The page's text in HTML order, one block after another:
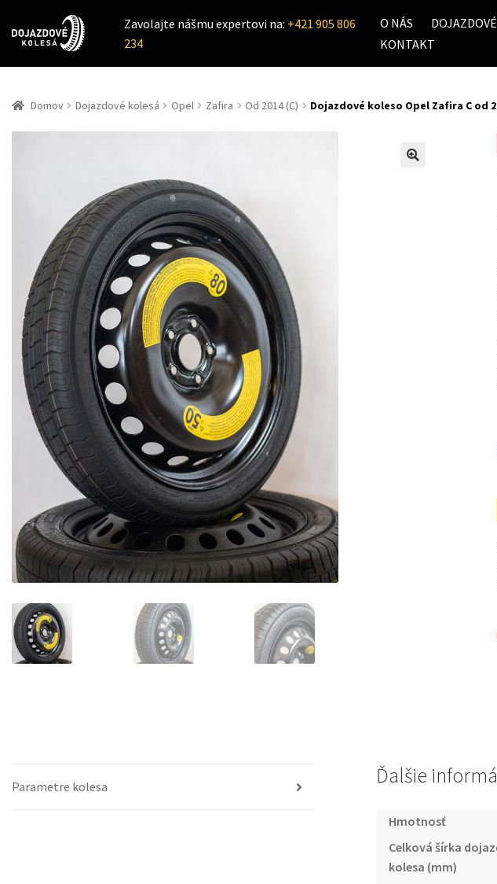
Zavolajte nášmu expertovi na: +421 905 806
234
O NÁS
KONTAKT
Domov Dojazdové kolesá Opel Zafira Od 2014 (C) Dojazdové koleso Opel Zafira C od
Parametre kolesa Ďalšie
Hmotnosť
Celková šírka
kolesa (mm)